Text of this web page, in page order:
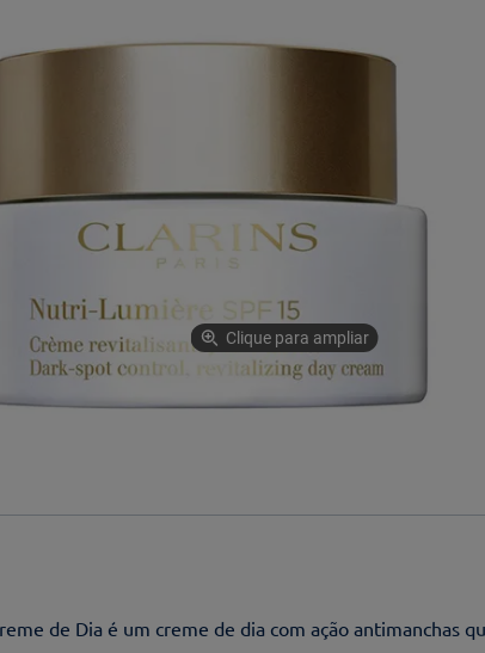
Clique para ampliar
de Dia é um creme de dia com ação antimanchas